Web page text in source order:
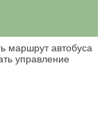
маршрут автобуса
управление